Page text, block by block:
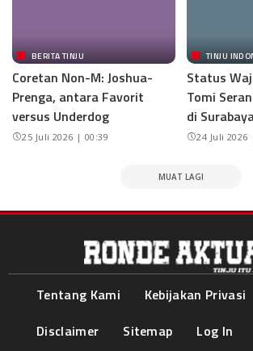
BERITA TINJU
Coretan Non-M: Joshua-
Prenga, antara Favorit
versus Underdog
25 Juli 2026 | 00:39
TINJU
Status
Tomi
di
24 Juli 2026
MUAT LAGI
Tentang Kami
Kebijakan Privasi
Disclaimer
Sitemap
Log In